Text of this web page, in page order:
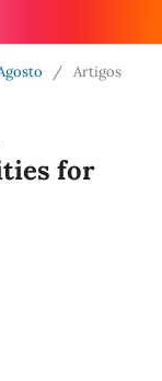
/ Artigos
for